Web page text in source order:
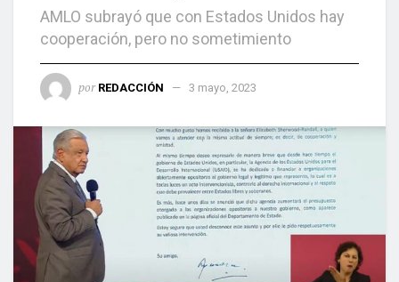
AMLO subrayó que con Estados Unidos hay
cooperación, pero no sometimiento
por REDACCIÓN 3 mayo, 2023